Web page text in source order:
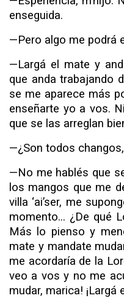
ense­guida.
—Pero algo me podrá
—Largá el mate y
que anda trabajando
se me aparece más
enseñarte yo a vos.
que se las arreglan
—¿Son todos
—No me hablés que
los man­gos que me
villa ‘ai’ser, me
momento... ¿De qué
Más lo pienso y
mate y mandate
me acordaría de la
veo a vos y no me
mudar, marica! ¡Largá